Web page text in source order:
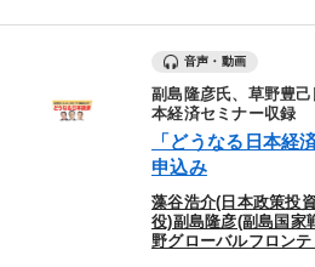
音声・動画
副島隆彦氏、草野豊
本経済セミナー収録
「どうなる日本経
申込み
藻谷浩介(日本政策投
役)副島隆彦(副島国
野グローバルフロン